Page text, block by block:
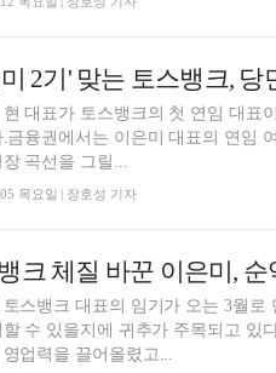
대표가 토스뱅크의 첫 연임 대표
.금융권에서는 이은미 대표의 연임
장 곡선을 그릴...
목요일 | 장호성 기자
토스뱅크 대표의 임기가 오는 3월
할 수 있을지에 귀추가 주목되고 있
업력을 끌어올렸고...